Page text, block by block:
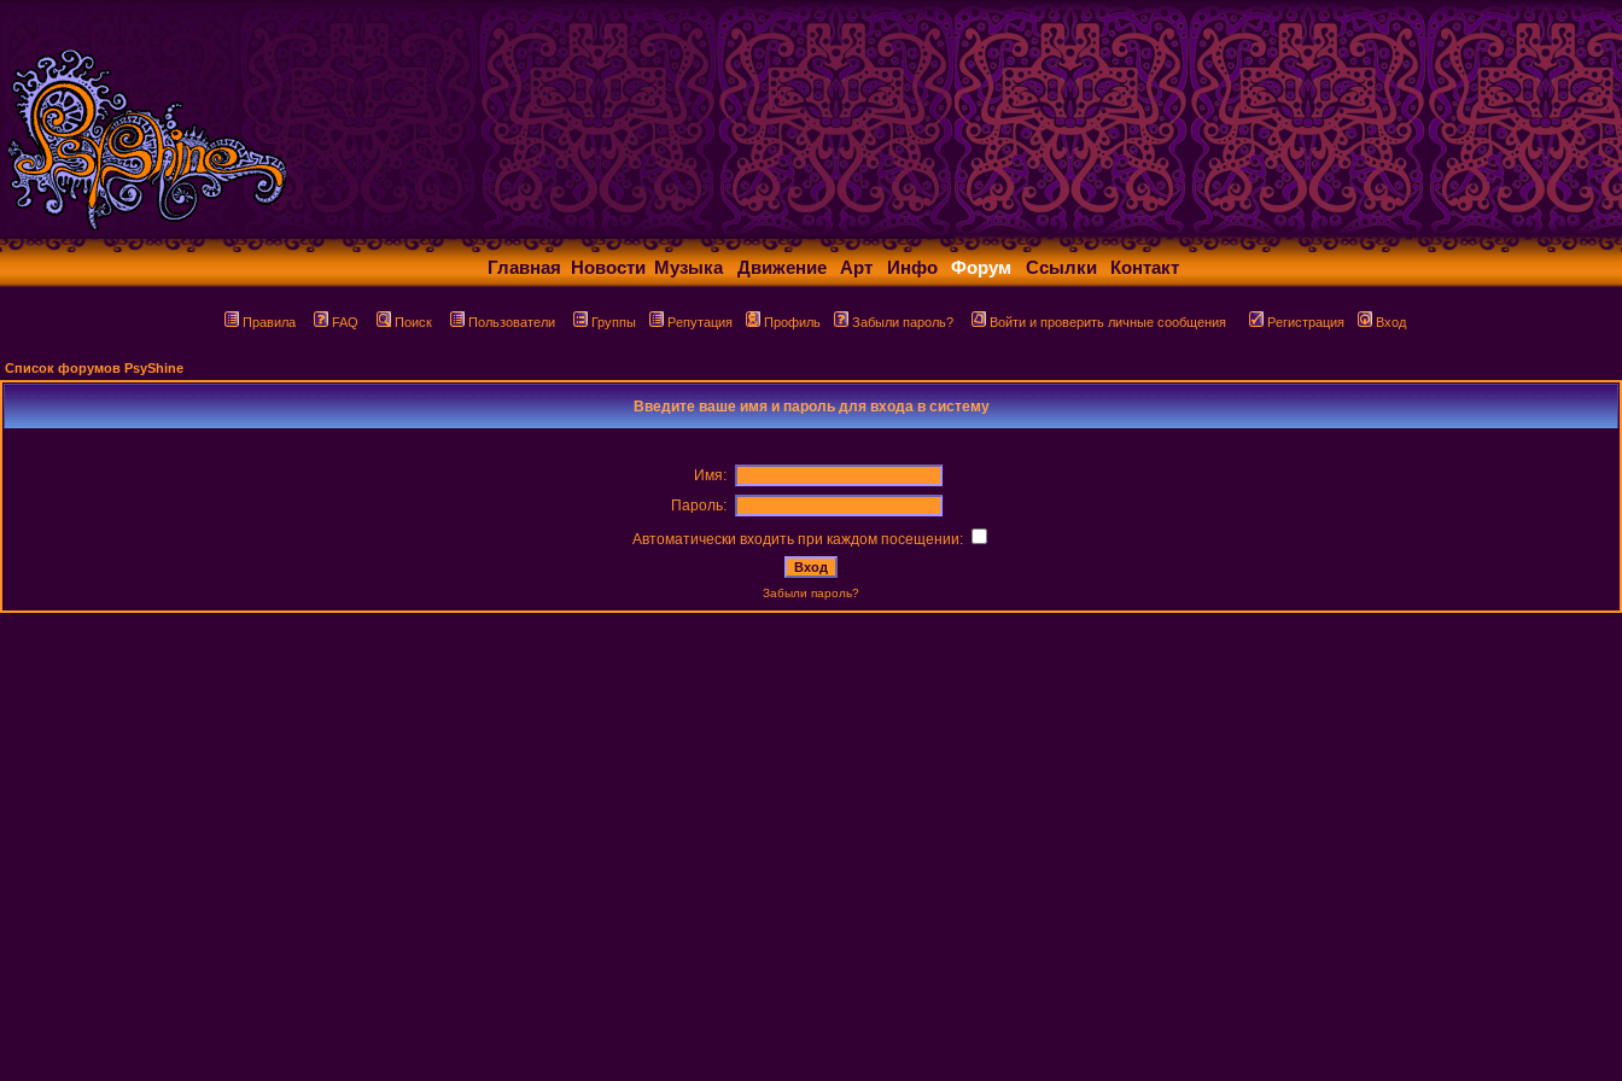
Главная Новости Музыка Движение Арт Инфо Форум Ссылки Контакт
Правила FAQ Поиск Пользователи Группы Репутация Профиль Забыли пароль? Войти и проверить личные сообщения Регистрация Вход
Список форумов PsyShine
Введите ваше имя и пароль для входа в систему
Имя:
Пароль:
Автоматически входить при каждом посещении:
Забыли пароль?